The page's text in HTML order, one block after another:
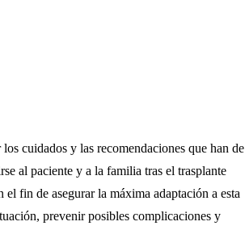
cuidados y las recomendaciones que han de
al paciente y a la familia tras el trasplante
el fin de asegurar la máxima adaptación a esta
prevenir posibles complicaciones y